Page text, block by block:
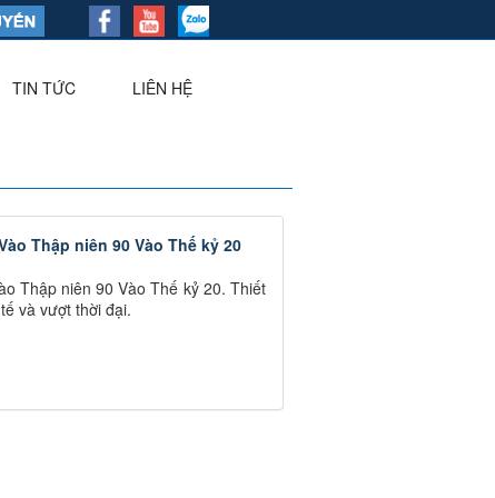
TIN TỨC LIÊN HỆ
Thập niên 90 Vào Thế kỷ 20
Thập niên 90 Vào Thế kỷ 20. Thiết
và vượt thời đại.